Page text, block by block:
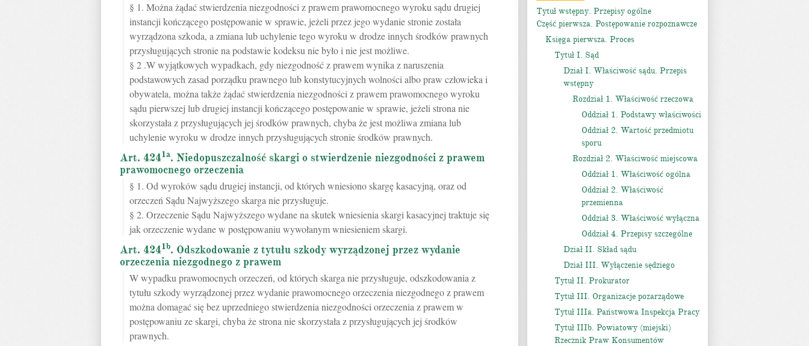
§ 1. Można żądać stwierdzenia niezgodności z prawem prawomocnego wyroku sądu drugiej
instancji kończącego postępowanie w sprawie, jeżeli przez jego wydanie stronie została
wyrządzona szkoda, a zmiana lub uchylenie tego wyroku w drodze innych środków prawnych
przysługujących stronie na podstawie kodeksu nie było i nie jest możliwe.
§ 2 .W wyjątkowych wypadkach, gdy niezgodność z prawem wynika z naruszenia
podstawowych zasad porządku prawnego lub konstytucyjnych wolności albo praw człowieka i
obywatela, można także żądać stwierdzenia niezgodności z prawem prawomocnego wyroku
sądu pierwszej lub drugiej instancji kończącego postępowanie w sprawie, jeżeli strona nie
skorzystała z przysługujących jej środków prawnych, chyba że jest możliwa zmiana lub
uchylenie wyroku w drodze innych przysługujących stronie środków prawnych.
Art. 4241a. Niedopuszczalność skargi o stwierdzenie niezgodności z prawem
prawomocnego orzeczenia
§ 1. Od wyroków sądu drugiej instancji, od których wniesiono skargę kasacyjną, oraz od
orzeczeń Sądu Najwyższego skarga nie przysługuje.
§ 2. Orzeczenie Sądu Najwyższego wydane na skutek wniesienia skargi kasacyjnej traktuje się
jak orzeczenie wydane w postępowaniu wywołanym wniesieniem skargi.
Art. 4241b. Odszkodowanie z tytułu szkody wyrządzonej przez wydanie
orzeczenia niezgodnego z prawem
W wypadku prawomocnych orzeczeń, od których skarga nie przysługuje, odszkodowania z
tytułu szkody wyrządzonej przez wydanie prawomocnego orzeczenia niezgodnego z prawem
można domagać się bez uprzedniego stwierdzenia niezgodności orzeczenia z prawem w
postępowaniu ze skargi, chyba że strona nie skorzystała z przysługujących jej środków
prawnych.
Tytuł wstępny. Przepisy ogólne
Część pierwsza. Postępowanie rozpoznawcze
Księga pierwsza. Proces
Tytuł I. Sąd
Dział I. Właściwość sądu. Przepis
wstępny
Rozdział 1. Właściwość rzeczowa
Oddział 1. Podstawy właściwości
Oddział 2. Wartość przedmiotu
sporu
Rozdział 2. Właściwość miejscowa
Oddział 1. Właściwość ogólna
Oddział 2. Właściwość
przemienna
Oddział 3. Właściwość wyłączna
Oddział 4. Przepisy szczególne
Dział II. Skład sądu
Dział III. Wyłączenie sędziego
Tytuł II. Prokurator
Tytuł III. Organizacje pozarządowe
Tytuł IIIa. Państwowa Inspekcja Pracy
Tytuł IIIb. Powiatowy (miejski)
Rzecznik Praw Konsumentów